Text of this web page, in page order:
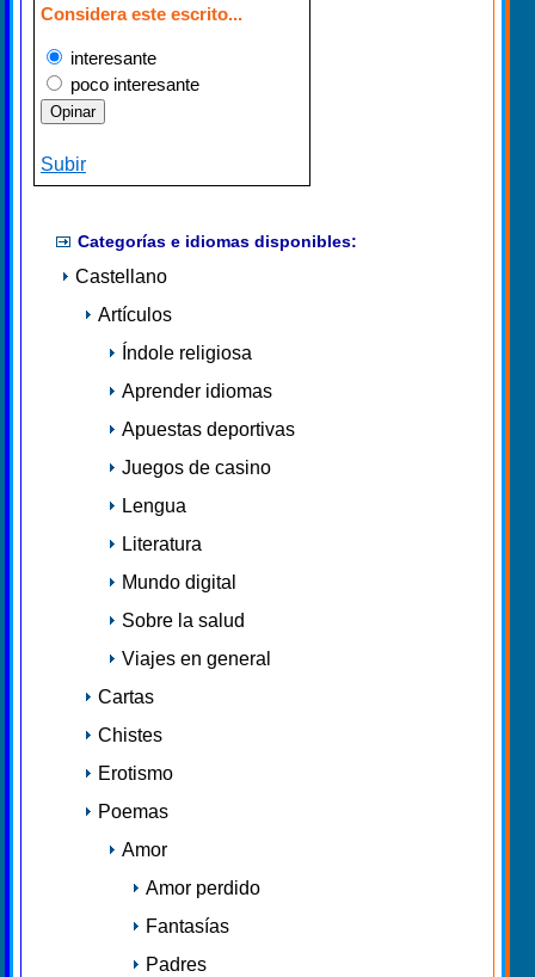
Considera este escrito...
interesante
poco interesante
Subir
Categorías e idiomas disponibles:
Castellano
Artículos
Índole religiosa
Aprender idiomas
Apuestas deportivas
Juegos de casino
Lengua
Literatura
Mundo digital
Sobre la salud
Viajes en general
Cartas
Chistes
Erotismo
Poemas
Amor
Amor perdido
Fantasías
Padres